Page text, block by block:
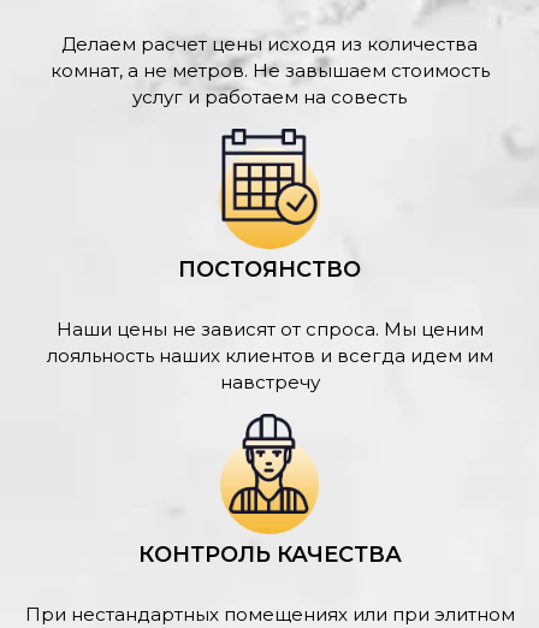
Делаем расчет цены исходя из количества
комнат, а не метров. Не завышаем стоимость
услуг и работаем на совесть
ПОСТОЯНСТВО
Наши цены не зависят от спроса. Мы ценим
лояльность наших клиентов и всегда идем им
навстречу
КОНТРОЛЬ КАЧЕСТВА
При нестандартных помещениях или при элитном